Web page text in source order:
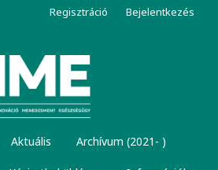
Aktuális Archívum (2021- )
Regisztráció Bejelentkezés